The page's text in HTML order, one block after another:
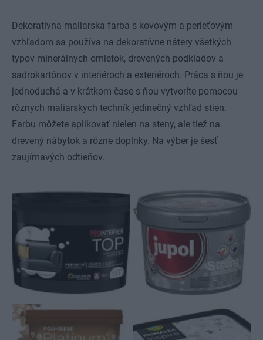
Dekoratívna maliarska farba s kovovým a perleťovým
vzhľadom sa používa na dekoratívne nátery všetkých
typov minerálnych omietok, drevených podkladov a
sadrokartónov v interiéroch a exteriéroch. Práca s ňou je
jednoduchá a v krátkom čase s ňou vytvoríte pomocou
rôznych maliarskych techník jedinečný vzhľad stien.
Farbu môžete aplikovať nielen na steny, ale tiež na
drevený nábytok a rôzne doplnky. Na výber je šesť
zaujímavých odtieňov.